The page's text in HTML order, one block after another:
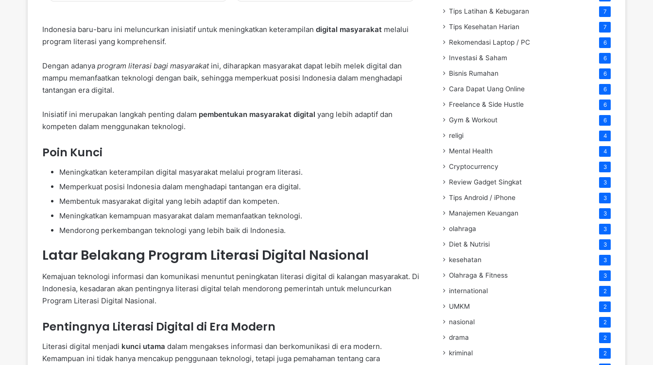
Indonesia baru-baru ini meluncurkan inisiatif untuk meningkatkan keterampilan digital masyarakat melalui
program literasi yang komprehensif.
Dengan adanya program literasi bagi masyarakatini, diharapkan masyarakat dapat lebih melek digital dan
mampu memanfaatkan teknologi dengan baik, sehingga memperkuat posisi Indonesia dalam menghadapi
tantangan era digital.
Inisiatif ini merupakan langkah penting dalam pembentukan masyarakat digital yang lebih adaptif dan
kompeten dalam menggunakan teknologi.
Poin Kunci
Meningkatkan keterampilan digital masyarakat melalui program literasi.
Memperkuat posisi Indonesia dalam menghadapi tantangan era digital.
Membentuk masyarakat digital yang lebih adaptif dan kompeten.
Meningkatkan kemampuan masyarakat dalam memanfaatkan teknologi.
Mendorong perkembangan teknologi yang lebih baik di Indonesia.
Latar Belakang Program Literasi Digital Nasional
Kemajuan teknologi informasi dan komunikasi menuntut peningkatan literasi digital di kalangan masyarakat. Di
Indonesia, kesadaran akan pentingnya literasi digital telah mendorong pemerintah untuk meluncurkan
Program Literasi Digital Nasional.
Pentingnya Literasi Digital di Era Modern
Literasi digital menjadi kunci utama dalam mengakses informasi dan berkomunikasi di era modern.
Kemampuan ini tidak hanya mencakup penggunaan teknologi, tetapi juga pemahaman tentang cara
Tips Latihan & Kebugaran 7
Tips Kesehatan Harian 7
Rekomendasi Laptop / PC 6
Investasi & Saham 6
Bisnis Rumahan 6
Cara Dapat Uang Online 6
Freelance & Side Hustle 6
Gym & Workout 6
religi 4
Mental Health 4
Cryptocurrency 3
Review Gadget Singkat 3
Tips Android / iPhone 3
Manajemen Keuangan 3
olahraga 3
Diet & Nutrisi 3
kesehatan 3
Olahraga & Fitness 3
international 2
UMKM 2
nasional 2
drama 2
kriminal 2